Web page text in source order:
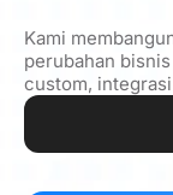
Kami
perubahan
custom,